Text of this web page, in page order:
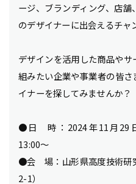
ージ、ブランディング、店
のデザイナーに出会えるチャ
デザインを活用した商品や
組みたい企業や事業者の皆
イナーを探してみませんか？
●日 時：2024年11月29
13:00～
●会 場：山形県高度技術研
2-1）